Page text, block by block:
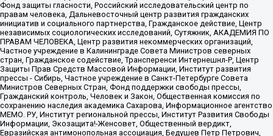
Фонд защиты гласности, Российский исследовательский центр по
правам человека, Дальневосточный центр развития гражданских
инициатив и социального партнерства, Гражданское действие, Центр
независимых социологических исследований, Сутяжник, АКАДЕМИЯ ПО
ПРАВАМ ЧЕЛОВЕКА, Центр развития некоммерческих организаций,
Частное учреждение в Калининграде Совета Министров северных
стран, Гражданское содействие, Трансперенси Интернешнл-Р, Центр
Защиты Прав Средств Массовой Информации, Институт развития
прессы - Сибирь, Частное учреждение в Санкт-Петербурге Совета
Министров Северных Стран, Фонд поддержки свободы прессы,
Гражданский контроль, Человек и Закон, Общественная комиссия по
сохранению наследия академика Сахарова, Информационное агентство
МЕМО. РУ, Институт региональной прессы, Институт Развития Свободы
Информации, Экозащита!-Женсовет, Общественный вердикт,
Евразийская антимонопольная ассоциация, Бедушев Петр Петрович,